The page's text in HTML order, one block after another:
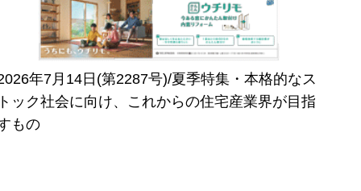
年7月14日(第2287号)/夏季特集・本格的なス
ック社会に向け、これからの住宅産業界が目指
もの